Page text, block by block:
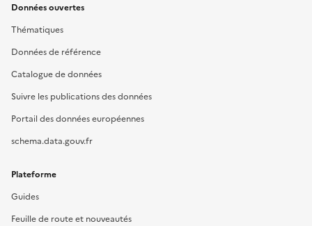
Données ouvertes
Thématiques
Données de référence
Catalogue de données
Suivre les publications des données
Portail des données européennes
schema.data.gouv.fr
Plateforme
Guides
Feuille de route et nouveautés